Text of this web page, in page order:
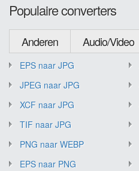
Populaire converters
Anderen Audio/Video
EPS naar JPG
JPEG naar JPG
XCF naar JPG
TIF naar JPG
PNG naar WEBP
EPS naar PNG